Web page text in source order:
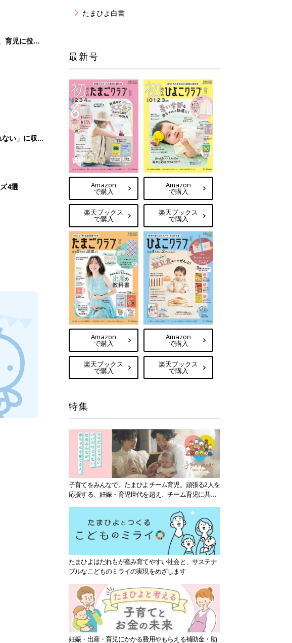
育児に役立
い」に収納
4選
たまひよ白書
最新号
Amazon
で購入
楽天ブックス
で購入
Amazon
で購入
楽天ブックス
で購入
Amazon
で購入
楽天ブックス
で購入
Amazon
で購入
楽天ブックス
で購入
特集
子育てをみんなで。たまひよチーム育児。頑張る2人を
応援する、妊娠・育児世代を超え、チーム育児に共感
たまひよはだれもが産み育てやすい社会と、サステナ
ブルなこどものミライの実現をめざします
妊娠・出産・育児にかかる費用やもらえる補助金・助